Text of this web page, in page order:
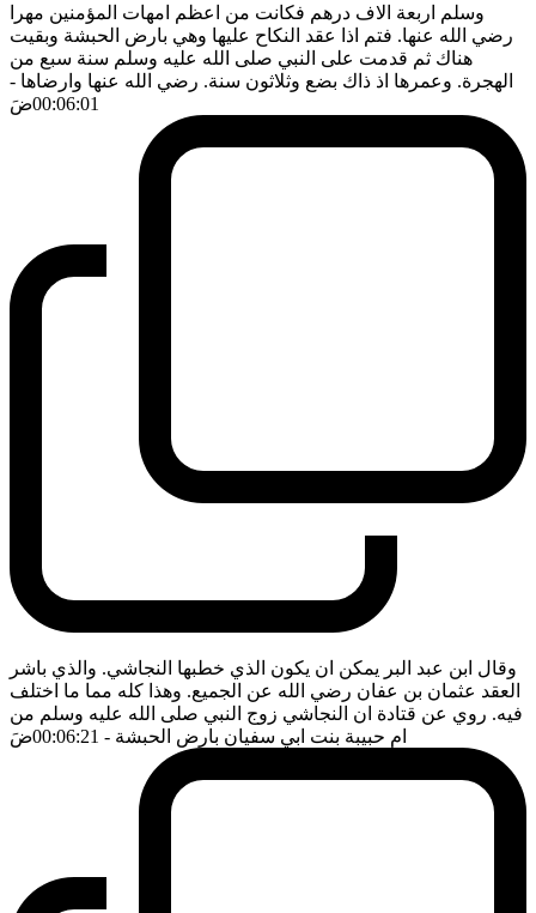
وسلم اربعة الاف درهم فكانت من اعظم امهات المؤمنين مهرا
رضي الله عنها. فتم اذا عقد النكاح عليها وهي بارض الحبشة وبقيت
هناك ثم قدمت على النبي صلى الله عليه وسلم سنة سبع من
الهجرة. وعمرها اذ ذاك بضع وثلاثون سنة. رضي الله عنها وارضاها -
00:06:01ضَ
وقال ابن عبد البر يمكن ان يكون الذي خطبها النجاشي. والذي باشر
العقد عثمان بن عفان رضي الله عن الجميع. وهذا كله مما ما اختلف
فيه. روي عن قتادة ان النجاشي زوج النبي صلى الله عليه وسلم من
ام حبيبة بنت ابي سفيان بارض الحبشة - 00:06:21 ضَ